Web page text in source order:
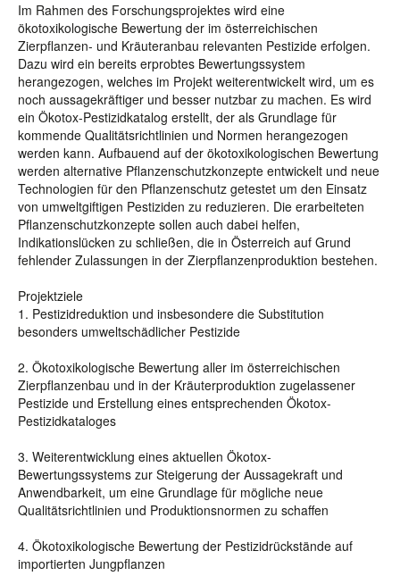
Im Rahmen des Forschungsprojektes wird eine
ökotoxikologische Bewertung der im österreichischen
Zierpflanzen- und Kräuteranbau relevanten Pestizide erfolgen.
Dazu wird ein bereits erprobtes Bewertungssystem
herangezogen, welches im Projekt weiterentwickelt wird, um es
noch aussagekräftiger und besser nutzbar zu machen. Es wird
ein Ökotox-Pestizidkatalog erstellt, der als Grundlage für
kommende Qualitätsrichtlinien und Normen herangezogen
werden kann. Aufbauend auf der ökotoxikologischen Bewertung
werden alternative Pflanzenschutzkonzepte entwickelt und neue
Technologien für den Pflanzenschutz getestet um den Einsatz
von umweltgiftigen Pestiziden zu reduzieren. Die erarbeiteten
Pflanzenschutzkonzepte sollen auch dabei helfen,
Indikationslücken zu schließen, die in Österreich auf Grund
fehlender Zulassungen in der Zierpflanzenproduktion bestehen.
Projektziele
1. Pestizidreduktion und insbesondere die Substitution
besonders umweltschädlicher Pestizide
2. Ökotoxikologische Bewertung aller im österreichischen
Zierpflanzenbau und in der Kräuterproduktion zugelassener
Pestizide und Erstellung eines entsprechenden Ökotox-
Pestizidkataloges
3. Weiterentwicklung eines aktuellen Ökotox-
Bewertungssystems zur Steigerung der Aussagekraft und
Anwendbarkeit, um eine Grundlage für mögliche neue
Qualitätsrichtlinien und Produktionsnormen zu schaffen
4. Ökotoxikologische Bewertung der Pestizidrückstände auf
importierten Jungpflanzen